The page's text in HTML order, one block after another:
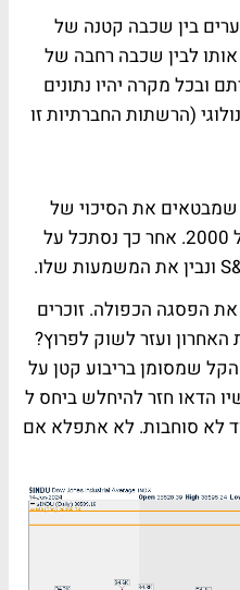
בין שכבה קטנה של
אותו לבין שכבה רחבה של
ובכל מקרה יהיו נתונים
(הרשתות החברתיות זו
שמבטאים את הסיכוי של
״החיים הרגילים״. הדאו והראסל 2000. אחר כך נסתכל על
ונבין את המשמעות שלו.
הפסגה הכפולה. זוכרים
ועזר לשוק לפרוץ?
שמסומן בריבוע קטן על
הדאו חזר להיחלש ביחס ל
לא סוחבות. לא אתפלא אם